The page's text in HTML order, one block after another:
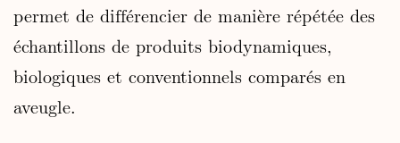
permet de différencier de manière répétée des
échantillons de produits biodynamiques,
biologiques et conventionnels comparés en
aveugle.